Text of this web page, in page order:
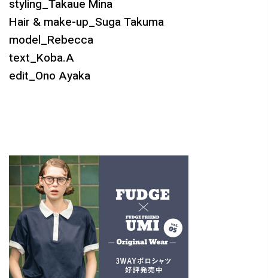
styling_Takaue Mina
Hair & make-up_Suga Takuma
model_Rebecca
text_Koba.A
edit_Ono Ayaka